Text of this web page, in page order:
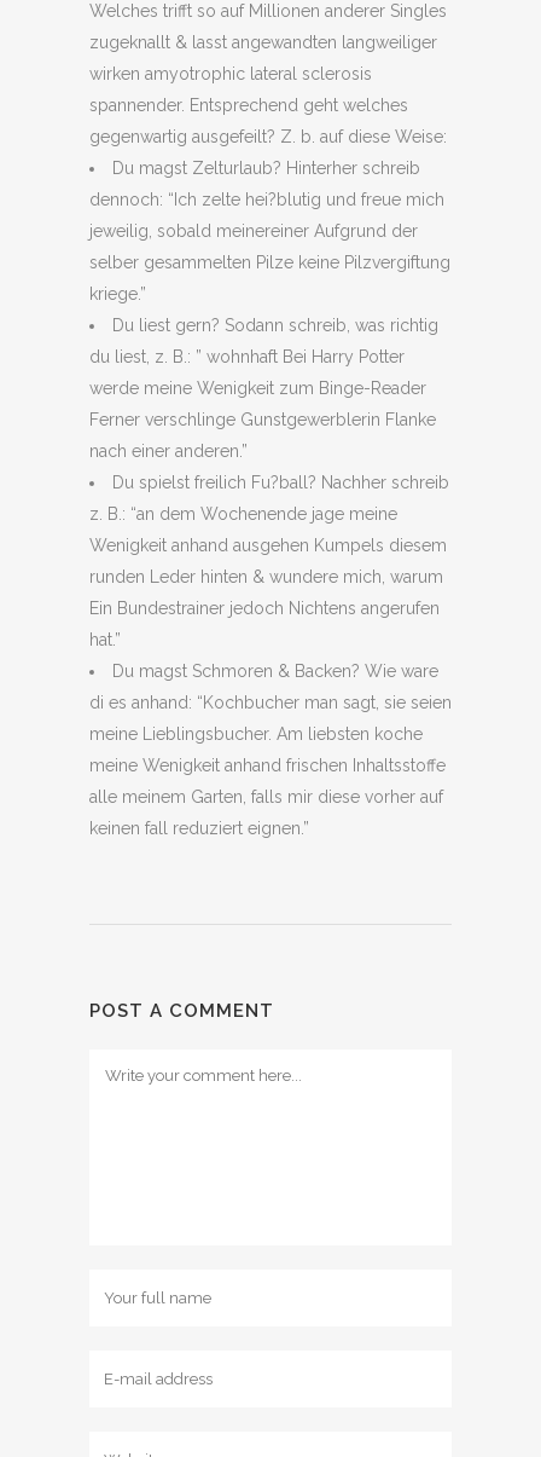
Welches trifft so auf Millionen anderer Singles
zugeknallt & lasst angewandten langweiliger
wirken amyotrophic lateral sclerosis
spannender. Entsprechend geht welches
gegenwartig ausgefeilt? Z. b. auf diese Weise:
Du magst Zelturlaub? Hinterher schreib
dennoch: “Ich zelte hei?blutig und freue mich
jeweilig, sobald meinereiner Aufgrund der
selber gesammelten Pilze keine Pilzvergiftung
kriege.”
Du liest gern? Sodann schreib, was richtig
du liest, z. B.: ” wohnhaft Bei Harry Potter
werde meine Wenigkeit zum Binge-Reader
Ferner verschlinge Gunstgewerblerin Flanke
nach einer anderen.”
Du spielst freilich Fu?ball? Nachher schreib
z. B.: “an dem Wochenende jage meine
Wenigkeit anhand ausgehen Kumpels diesem
runden Leder hinten & wundere mich, warum
Ein Bundestrainer jedoch Nichtens angerufen
hat.”
Du magst Schmoren & Backen? Wie ware
di es anhand: “Kochbucher man sagt, sie seien
meine Lieblingsbucher. Am liebsten koche
meine Wenigkeit anhand frischen Inhaltsstoffe
alle meinem Garten, falls mir diese vorher auf
keinen fall reduziert eignen.”
POST A COMMENT